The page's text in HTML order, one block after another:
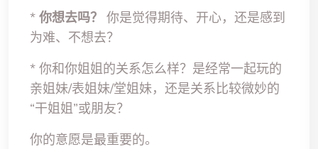
* 你想去吗？
你是觉得期待、开心，还是感到
为难、不想去？
* 你和你姐姐的关系怎么样？是经常一起玩的
亲姐妹/表姐妹/堂姐妹，还是关系比较微妙的
“干姐姐”或朋友？
你的意愿是最重要的。